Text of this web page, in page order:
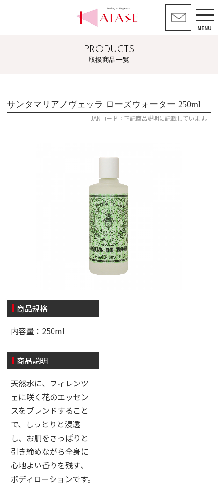
MENU
PRODUCTS
取扱商品一覧
サンタマリアノヴェッラ ローズウォーター 250ml
JANコード：下記商品説明に記載しています。
商品規格
内容量：250ml
商品説明
天然水に、フィレンツ
ェに咲く花のエッセン
スをブレンドすること
で、しっとりと浸透
し、お肌をさっぱりと
引き締めながら全身に
心地よい香りを残す、
ボディローションです。